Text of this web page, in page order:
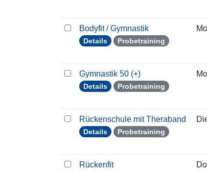
Bodyfit / Gymnastik
Details Probetraining
Gymnastik 50 (+)
Details Probetraining
Rückenschule mit Theraband
Details Probetraining
Rückenfit